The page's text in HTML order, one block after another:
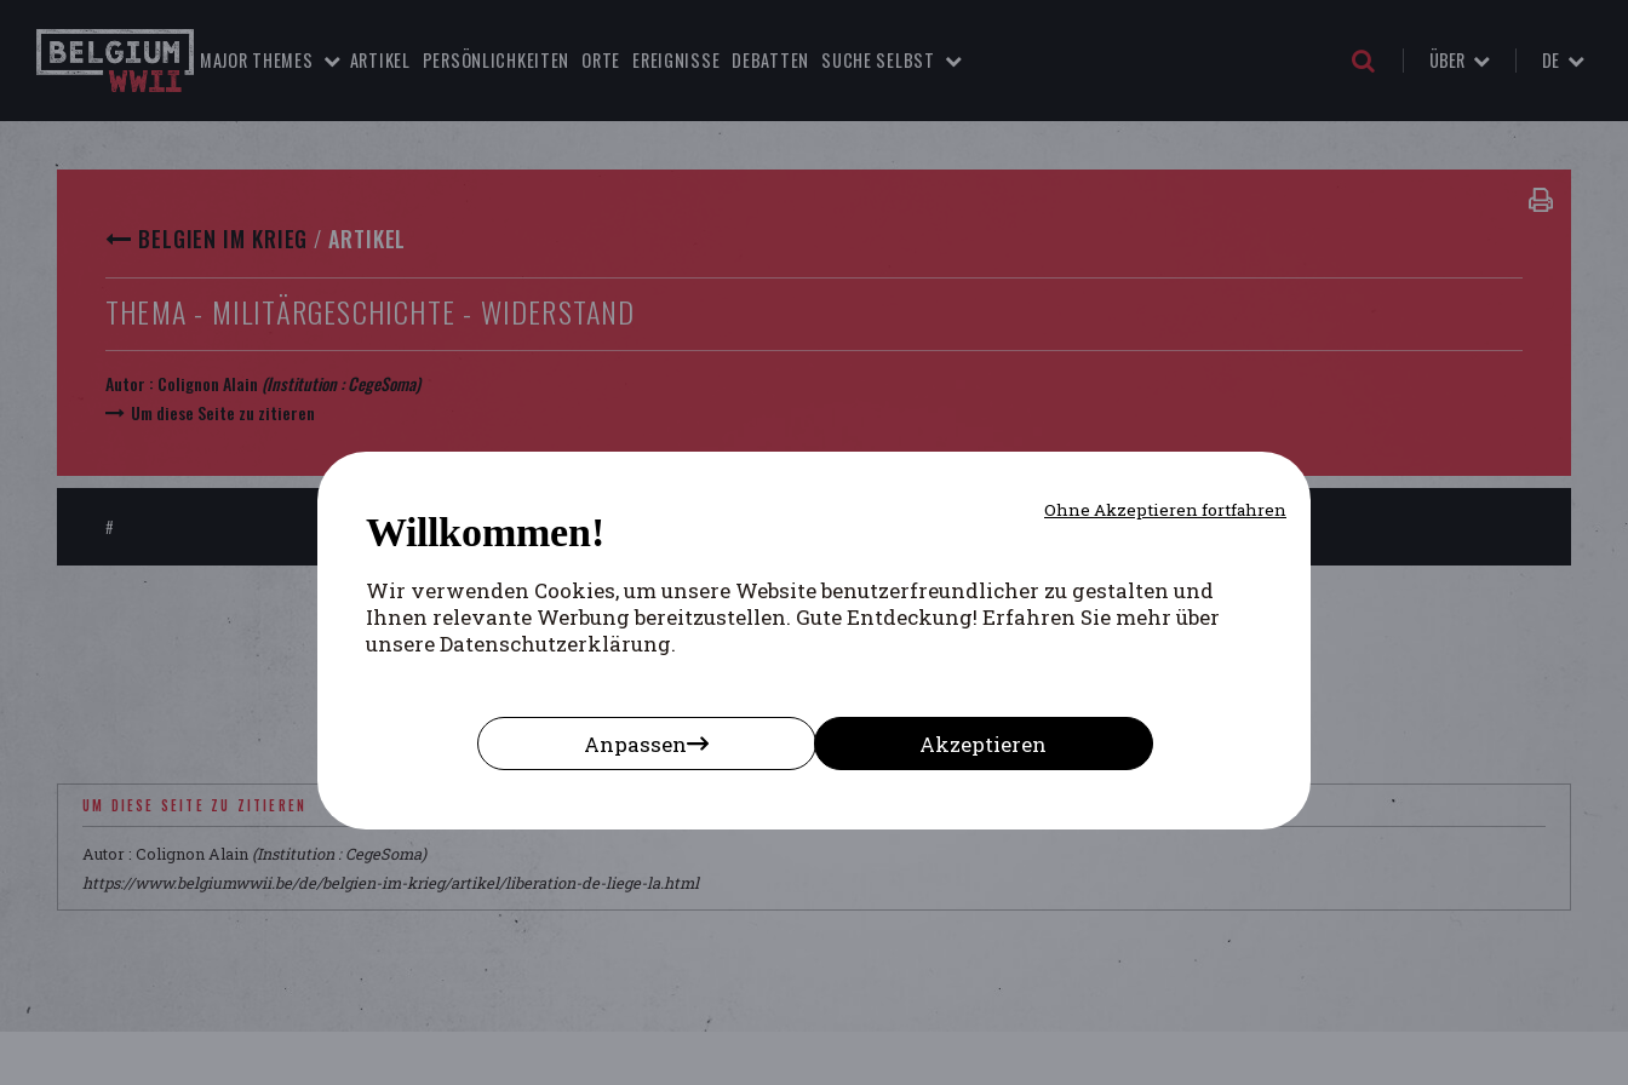
MAJOR THEMES ARTIKEL PERSÖNLICHKEITEN ORTE EREIGNISSE DEBATTEN SUCHE SELBST ÜBER DE
BELGIEN IM KRIEG /ARTIKEL
THEMA - MILITÄRGESCHICHTE - WIDERSTAND
Autor : Colignon Alain (Institution :CegeSoma)
Um diese Seite zu zitieren
#
UM DIESE SEITE ZU ZITIEREN
Autor : Colignon Alain (Institution : CegeSoma)
https://www.belgiumwwii.be/de/belgien-im-krieg/artikel/liberation-de-liege-la.html
Willkommen!
Wir verwenden Cookies, um unsere Website benutzerfreundlicher zu gestalten und
Ihnen relevante Werbung bereitzustellen. Gute Entdeckung! Erfahren Sie mehr über
unsere Datenschutzerklärung.
Anpassen Akzeptieren
Ohne Akzeptieren fortfahren